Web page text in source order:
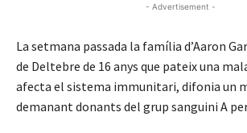
- Advertisement -
La setmana passada la família d’Aaron
de Deltebre de 16 anys que pateix una
afecta el sistema immunitari, difonia un
demanant donants del grup sanguini A